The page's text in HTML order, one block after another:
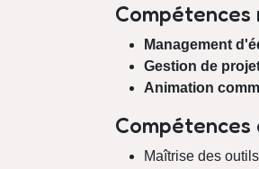
Compétences
Management
Gestion de
Animation
Compétences
Maîtrise des